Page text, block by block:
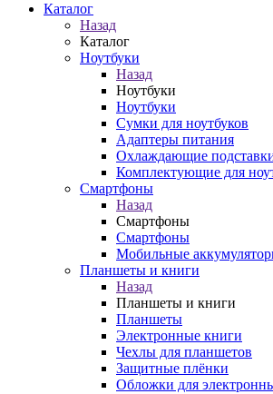
Каталог
Назад
Каталог
Ноутбуки
Назад
Ноутбуки
Ноутбуки
Сумки для ноутбуков
Адаптеры питания
Охлаждающие
Комплектующие для
Смартфоны
Назад
Смартфоны
Смартфоны
Мобильные
Планшеты и книги
Назад
Планшеты и книги
Планшеты
Электронные книги
Чехлы для планшетов
Защитные плёнки
Обложки для